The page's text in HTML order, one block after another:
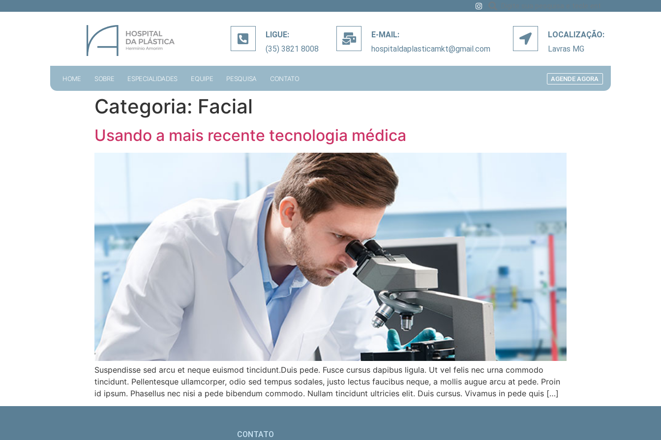
LIGUE:
(35) 3821 8008
E-MAIL:
hospitaldaplasticamkt@gmail.com
LOCALIZAÇÃO:
Lavras MG
HOME SOBRE ESPECIALIDADES EQUIPE PESQUISA CONTATO AGENDE AGORA
Categoria: Facial
Usando a mais recente tecnologia médica
Suspendisse sed arcu et neque euismod tincidunt.Duis pede. Fusce cursus dapibus ligula. Ut vel felis nec urna commodo
tincidunt. Pellentesque ullamcorper, odio sed tempus sodales, justo lectus faucibus neque, a mollis augue arcu at pede. Proin
id ipsum. Phasellus nec nisi a pede bibendum commodo. Nullam tincidunt ultricies elit. Duis cursus. Vivamus in pede quis […]
CONTATO